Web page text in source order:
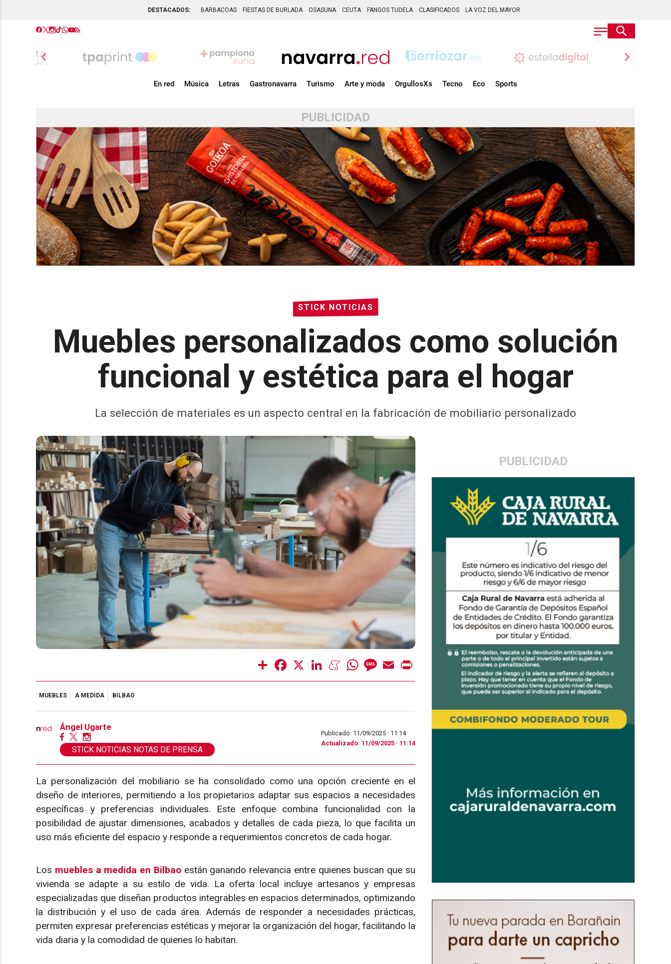
DESTACADOS: BARBACOAS FIESTAS DE BURLADA OSASUNA CEUTA FANGOS TUDELA CLASIFICADOS LA VOZ DEL MAYOR
chevron_left chevron_right
En red Música Letras Gastronavarra Turismo Arte y moda OrgullosXs Tecno Eco Sports
PUBLICIDAD
STICK NOTICIAS
Muebles personalizados como solución
funcional y estética para el hogar
La selección de materiales es un aspecto central en la fabricación de mobiliario personalizado
PUBLICIDAD
Share Facebook LinkedInMeneameWhatsAppMessage
Email
MUEBLES A MEDIDA BILBAO
Ángel Ugarte
STICK NOTICIAS NOTAS DE PRENSA
Publicado: 11/09/2025 · 11:14
Actualizado: 11/09/2025 · 11:14
La personalización del mobiliario se ha consolidado como una opción creciente en el
diseño de interiores, permitiendo a los propietarios adaptar sus espacios a necesidades
específicas y preferencias individuales. Este enfoque combina funcionalidad con la
posibilidad de ajustar dimensiones, acabados y detalles de cada pieza, lo que facilita un
uso más eficiente del espacio y responde a requerimientos concretos de cada hogar.
Los muebles a medida en Bilbao están ganando relevancia entre quienes buscan que su
vivienda se adapte a su estilo de vida. La oferta local incluye artesanos y empresas
especializadas que diseñan productos integrables en espacios determinados, optimizando
la distribución y el uso de cada área. Además de responder a necesidades prácticas,
permiten expresar preferencias estéticas y mejorar la organización del hogar, facilitando la
vida diaria y la comodidad de quienes lo habitan.